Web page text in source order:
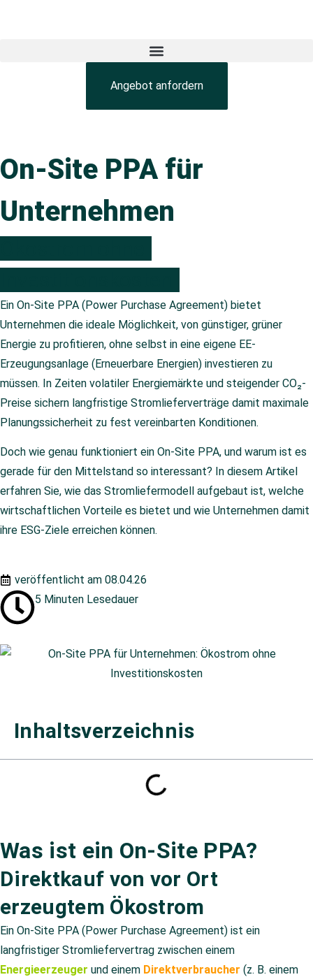
Angebot anfordern
On-Site PPA für
Unternehmen
Ein On-Site PPA (Power Purchase Agreement) bietet
Unternehmen die ideale Möglichkeit, von günstiger, grüner
Energie zu profitieren, ohne selbst in eine eigene EE-
Erzeugungsanlage (Erneuerbare Energien) investieren zu
müssen. In Zeiten volatiler Energiemärkte und steigender CO₂-
Preise sichern langfristige Stromlieferverträge damit maximale
Planungssicherheit zu fest vereinbarten Konditionen.
Doch wie genau funktioniert ein On-Site PPA, und warum ist es
gerade für den Mittelstand so interessant? In diesem Artikel
erfahren Sie, wie das Stromliefermodell aufgebaut ist, welche
wirtschaftlichen Vorteile es bietet und wie Unternehmen damit
ihre ESG-Ziele erreichen können.
veröffentlicht am 08.04.26
5 Minuten Lesedauer
Inhaltsverzeichnis
Was ist ein On-Site PPA?
Direktkauf von vor Ort
erzeugtem Ökostrom
Ein On-Site PPA (Power Purchase Agreement) ist ein
langfristiger Stromliefervertrag zwischen einem
Energieerzeuger und einem Direktverbraucher (z. B. einem